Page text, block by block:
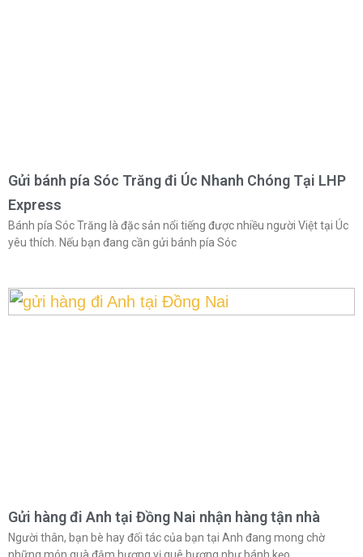
Gửi bánh pía Sóc Trăng đi Úc Nhanh Chóng Tại LHP
Express
Bánh pía Sóc Trăng là đặc sản nổi tiếng được nhiều người Việt tại Úc
yêu thích. Nếu bạn đang cần gửi bánh pía Sóc
Gửi hàng đi Anh tại Đồng Nai nhận hàng tận nhà
Người thân, bạn bè hay đối tác của bạn tại Anh đang mong chờ